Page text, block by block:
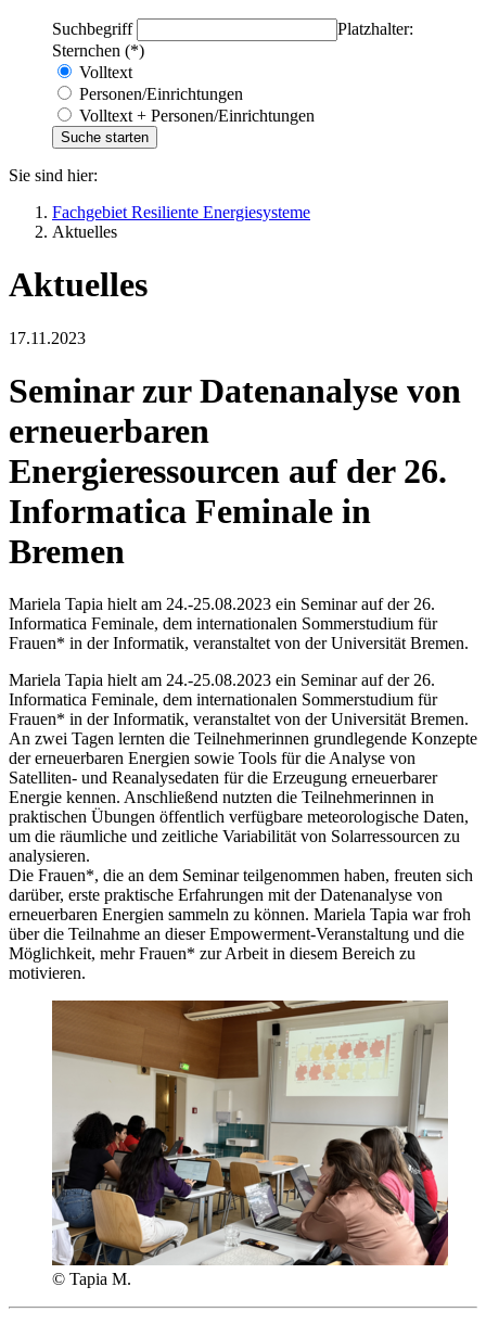
Suchbegriff
Platzhalter:
Sternchen (*)
Volltext
Personen/Einrichtungen
Volltext + Personen/Einrichtungen
Sie sind hier:
Fachgebiet Resiliente Energiesysteme
Aktuelles
Aktuelles
17.11.2023
Seminar zur Datenanalyse von
erneuerbaren
Energieressourcen auf der 26.
Informatica Feminale in
Bremen
Mariela Tapia hielt am 24.-25.08.2023 ein Seminar auf der 26.
Informatica Feminale, dem internationalen Sommerstudium für
Frauen* in der Informatik, veranstaltet von der Universität Bremen.
Mariela Tapia hielt am 24.-25.08.2023 ein Seminar auf der 26.
Informatica Feminale, dem internationalen Sommerstudium für
Frauen* in der Informatik, veranstaltet von der Universität Bremen.
An zwei Tagen lernten die Teilnehmerinnen grundlegende Konzepte
der erneuerbaren Energien sowie Tools für die Analyse von
Satelliten- und Reanalysedaten für die Erzeugung erneuerbarer
Energie kennen. Anschließend nutzten die Teilnehmerinnen in
praktischen Übungen öffentlich verfügbare meteorologische Daten,
um die räumliche und zeitliche Variabilität von Solarressourcen zu
analysieren.
Die Frauen*, die an dem Seminar teilgenommen haben, freuten sich
darüber, erste praktische Erfahrungen mit der Datenanalyse von
erneuerbaren Energien sammeln zu können. Mariela Tapia war froh
über die Teilnahme an dieser Empowerment-Veranstaltung und die
Möglichkeit, mehr Frauen* zur Arbeit in diesem Bereich zu
motivieren.
© Tapia M.